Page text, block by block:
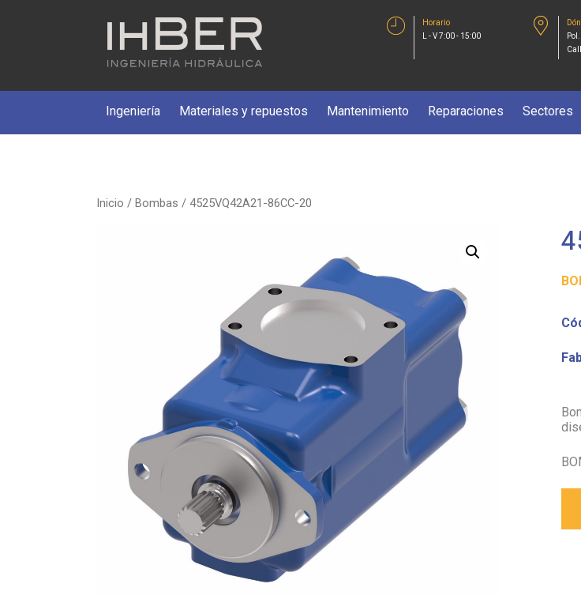
Horario
L - V 7:00 - 15:00
Ingeniería Materiales y repuestos Mantenimiento Reparaciones Sectores
Inicio / Bombas / 4525VQ42A21-86CC-20